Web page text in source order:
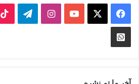
فيسبوك ‫YouTubeانستقرامتيلقرام
Whatsapp
Channel